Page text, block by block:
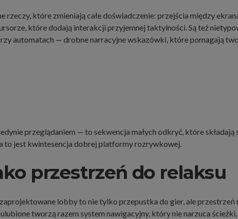
które zmieniają całe doświadczenie: przejścia między
które dodają interakcji przyjemnej taktylności. Są też
automatach — drobne narracyjne wskazówki, które pomagają
przeglądaniem — to sekwencja małych odkryć, które składają
to jest kwintesencja dobrej platformy rozrywkowej.
przestrzeń do relaksu
lobby to nie tylko przepustka do gier, ale przestrzeń
tworzą razem system nawigacyjny, który nie narzuca